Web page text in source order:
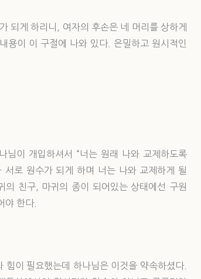
되게 하리니, 여자의 후손은 네 머리를 상하게
용이 이 구절에 나와 있다. 은밀하고 원시적인
님이 개입하셔서 “너는 원래 나와 교제하도록
서로 원수가 되게 하며 너는 나와 교제하게 될
의 친구, 마귀의 종이 되어있는 상태에선 구원
야 한다.
이 필요했는데 하나님은 이것을 약속하셨다.